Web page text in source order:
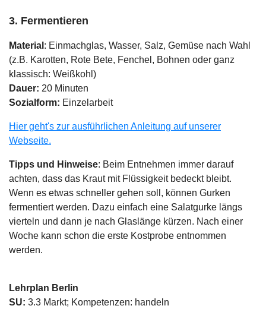
3. Fermentieren
Material : Einmachglas, Wasser, Salz, Gemüse nach Wahl
(z.B. Karotten, Rote Bete, Fenchel, Bohnen oder ganz
klassisch: Weißkohl)
Dauer: 20 Minuten
Sozialform: Einzelarbeit
Hier geht's zur ausführlichen Anleitung auf unserer
Webseite.
Tipps und Hinweise: Beim Entnehmen immer darauf
achten, dass das Kraut mit Flüssigkeit bedeckt bleibt.
Wenn es etwas schneller gehen soll, können Gurken
fermentiert werden. Dazu einfach eine Salatgurke längs
vierteln und dann je nach Glaslänge kürzen. Nach einer
Woche kann schon die erste Kostprobe entnommen
werden.
Lehrplan Berlin
SU: 3.3 Markt; Kompetenzen: handeln